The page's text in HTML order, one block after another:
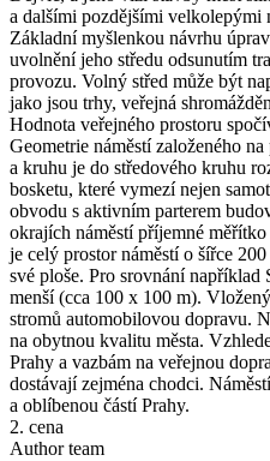
a dalšími pozdějšími velkolepými
Základní myšlenkou návrhu
uvolnění jeho středu odsunutím
provozu. Volný střed může být
jako jsou trhy, veřejná
Hodnota veřejného prostoru
Geometrie náměstí založeného
a kruhu je do středového kruhu
bosketu, které vymezí nejen
obvodu s aktivním parterem
okrajích náměstí příjemné
je celý prostor náměstí o šířce
své ploše. Pro srovnání například
menší (cca 100 x 100 m).
stromů automobilovou dopravu.
na obytnou kvalitu města.
Prahy a vazbám na veřejnou
dostávají zejména chodci.
a oblíbenou částí Prahy.
2. cena
Author team